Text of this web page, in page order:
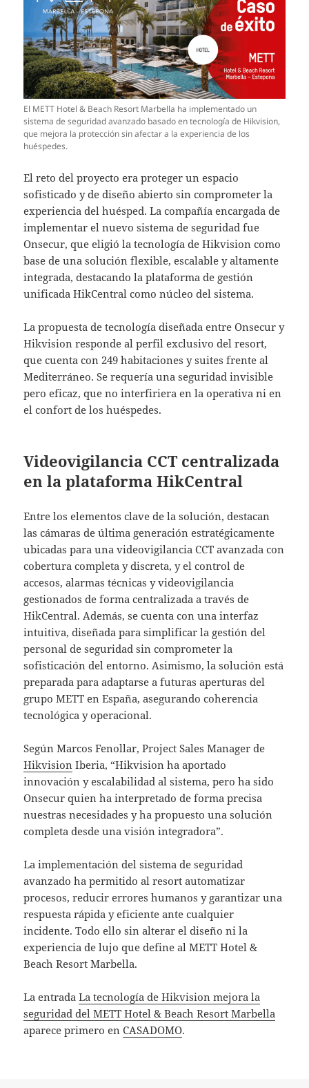
El METT Hotel & Beach Resort Marbella ha implementado un
sistema de seguridad avanzado basado en tecnología de Hikvision,
que mejora la protección sin afectar a la experiencia de los
huéspedes.
El reto del proyecto era proteger un espacio
sofisticado y de diseño abierto sin comprometer la
experiencia del huésped. La compañía encargada de
implementar el nuevo sistema de seguridad fue
Onsecur, que eligió la tecnología de Hikvision como
base de una solución flexible, escalable y altamente
integrada, destacando la plataforma de gestión
unificada HikCentral como núcleo del sistema.
La propuesta de tecnología diseñada entre Onsecur y
Hikvision responde al perfil exclusivo del resort,
que cuenta con 249 habitaciones y suites frente al
Mediterráneo. Se requería una seguridad invisible
pero eficaz, que no interfiriera en la operativa ni en
el confort de los huéspedes.
Videovigilancia CCT centralizada
en la plataforma HikCentral
Entre los elementos clave de la solución, destacan
las cámaras de última generación estratégicamente
ubicadas para una videovigilancia CCT avanzada con
cobertura completa y discreta, y el control de
accesos, alarmas técnicas y videovigilancia
gestionados de forma centralizada a través de
HikCentral. Además, se cuenta con una interfaz
intuitiva, diseñada para simplificar la gestión del
personal de seguridad sin comprometer la
sofisticación del entorno. Asimismo, la solución está
preparada para adaptarse a futuras aperturas del
grupo METT en España, asegurando coherencia
tecnológica y operacional.
Según Marcos Fenollar, Project Sales Manager de
Hikvision Iberia, “Hikvision ha aportado
innovación y escalabilidad al sistema, pero ha sido
Onsecur quien ha interpretado de forma precisa
nuestras necesidades y ha propuesto una solución
completa desde una visión integradora”.
La implementación del sistema de seguridad
avanzado ha permitido al resort automatizar
procesos, reducir errores humanos y garantizar una
respuesta rápida y eficiente ante cualquier
incidente. Todo ello sin alterar el diseño ni la
experiencia de lujo que define al METT Hotel &
Beach Resort Marbella.
La entradaLa tecnología de Hikvision mejora la
seguridad del METT Hotel & Beach Resort Marbella
aparece primero enCASADOMO.